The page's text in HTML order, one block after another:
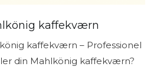
kaffekværn
kaffekværn – Professionel
din Mahlkönig kaffekværn?